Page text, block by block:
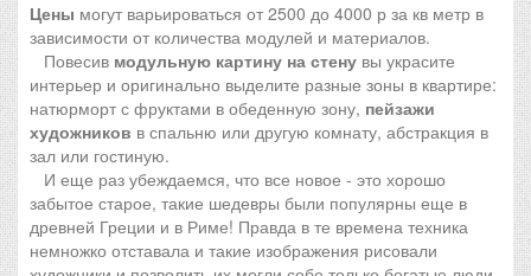
Цены могут варьироваться от 2500 до 4000 р за кв метр в
зависимости от количества модулей и материалов.
Повесив модульную картину на стену вы украсите
интерьер и оригинально выделите разные зоны в квартире:
натюрморт с фруктами в обеденную зону, пейзажи
художников в спальню или другую комнату, абстракция в
зал или гостиную.
И еще раз убеждаемся, что все новое - это хорошо
забытое старое, такие шедевры были популярны еще в
древней Греции и в Риме! Правда в те времена техника
немножко отставала и такие изображения рисовали